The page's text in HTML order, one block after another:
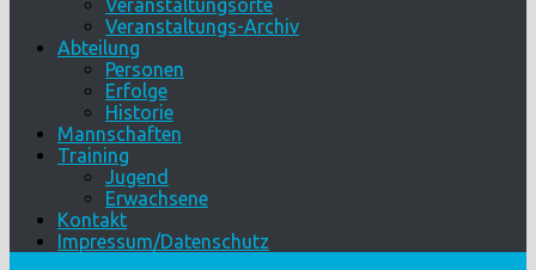
Veranstaltungsorte
Veranstaltungs-Archiv
Abteilung
Personen
Erfolge
Historie
Mannschaften
Training
Jugend
Erwachsene
Kontakt
Impressum/Datenschutz